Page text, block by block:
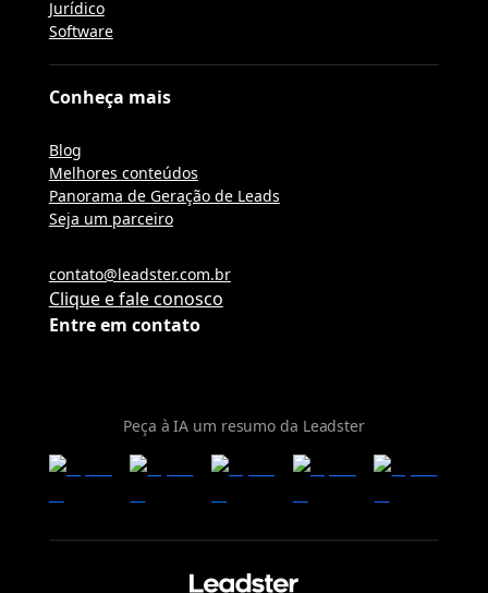
Jurídico
Software
Conheça mais
Blog
Melhores conteúdos
Panorama de Geração de Leads
Seja um parceiro
Entre em contato
contato@leadster.com.br
Clique e fale conosco
Peça à IA um resumo da Leadster